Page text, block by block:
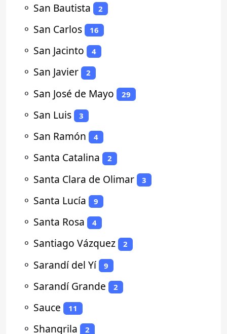
⚬ San Bautista 2
⚬ San Carlos 16
⚬ San Jacinto 4
⚬ San Javier 2
⚬ San José de Mayo 29
⚬ San Luis 3
⚬ San Ramón 4
⚬ Santa Catalina 2
⚬ Santa Clara de Olimar 3
⚬ Santa Lucía 9
⚬ Santa Rosa 4
⚬ Santiago Vázquez 2
⚬ Sarandí del Yí 9
⚬ Sarandí Grande 2
⚬ Sauce 11
⚬ Shangrila 2